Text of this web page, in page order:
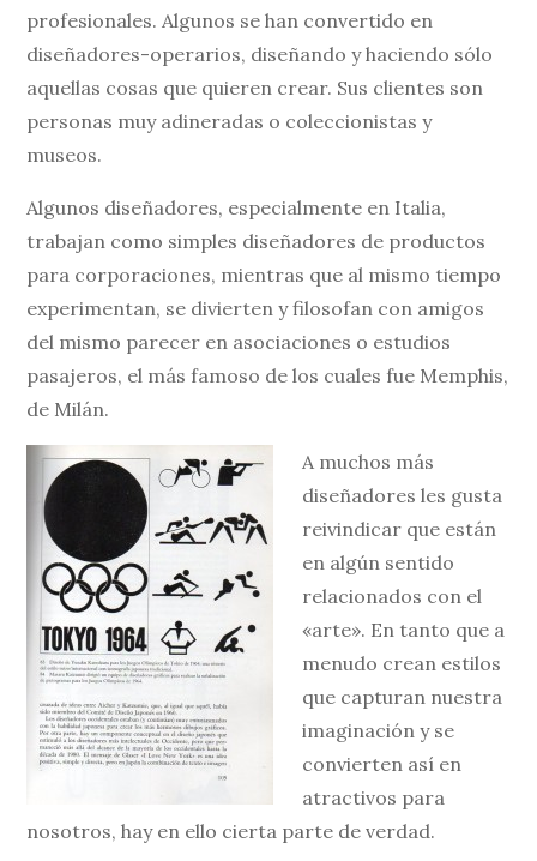
profesionales. Algunos se han convertido en
diseñadores-operarios, diseñando y haciendo sólo
aquellas cosas que quieren crear. Sus clientes son
personas muy adineradas o coleccionistas y
museos.
Algunos diseñadores, especialmente en Italia,
trabajan como simples diseñadores de productos
para corporaciones, mientras que al mismo tiempo
experimentan, se divierten y filosofan con amigos
del mismo parecer en asociaciones o estudios
pasajeros, el más famoso de los cuales fue Memphis,
de Milán.
A muchos más
diseñadores les gusta
reivindicar que están
en algún sentido
relacionados con el
«arte». En tanto que a
menudo crean estilos
que capturan nuestra
imaginación y se
convierten así en
atractivos para
nosotros, hay en ello cierta parte de verdad.